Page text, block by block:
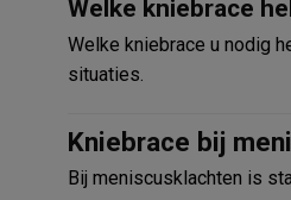
Welke kniebrace
Welke kniebrace u nodig
situaties.
Kniebrace bij
Bij meniscusklachten is